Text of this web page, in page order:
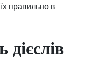
правильно в
дієслів